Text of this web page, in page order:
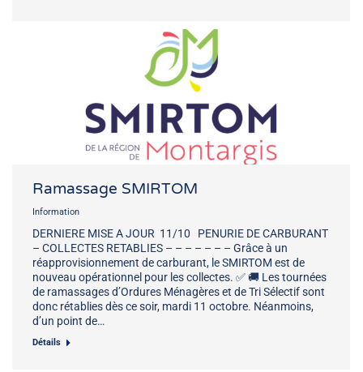
Ramassage SMIRTOM
Information
DERNIERE MISE A JOUR 11/10 PENURIE DE CARBURANT
– COLLECTES RETABLIES – – – – – – – Grâce à un
réapprovisionnement de carburant, le SMIRTOM est de
nouveau opérationnel pour les collectes. ✅ 🚚 Les tournées
de ramassages d’Ordures Ménagères et de Tri Sélectif sont
donc rétablies dès ce soir, mardi 11 octobre. Néanmoins,
d’un point de…
Détails